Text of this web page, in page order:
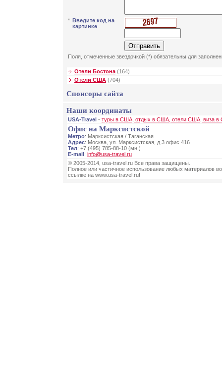
* Введите код на
картинке
Поля, отмеченные звездочкой (*) обязательны для
Отели Бостона(164)
Отели США (704)
Спонсоры сайта
Наши координаты
USA-Travel - туры в США, отдых в США, отели США, виза
Офис на Марксистской
Метро: Марксистская / Таганская
Адрес: Москва, ул. Марксистская, д 3 офис 416
Тел: +7 (495) 785-88-10 (мн.)
E-mail: info@usa-travel.ru
© 2005-2014, usa-travel.ru Все права защищены.
Полное или частичное использование любых материалов
ссылке на www.usa-travel.ru!